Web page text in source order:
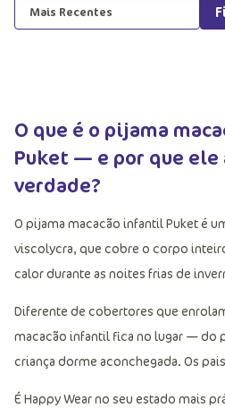
Mais Recentes
O que é o pijama
Puket — e por que ele
verdade?
O pijama macacão infantil Puket é
viscolycra, que cobre o corpo
calor durante as noites frias de
Diferente de cobertores que
macacão infantil fica no lugar — do
criança dorme aconchegada. Os
É Happy Wear no seu estado mais